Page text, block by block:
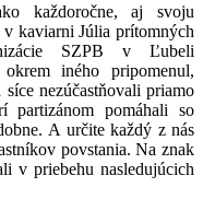
každoročne, aj svoju
kaviarni Júlia prítomných
SZPB v Ľubeli
iného pripomenul,
nezúčastňovali priamo
pomáhali so
A určite každý z nás
povstania. Na znak
v priebehu nasledujúcich